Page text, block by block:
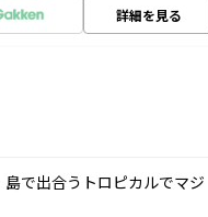
詳細を見る
で出合うトロピカルでマジ